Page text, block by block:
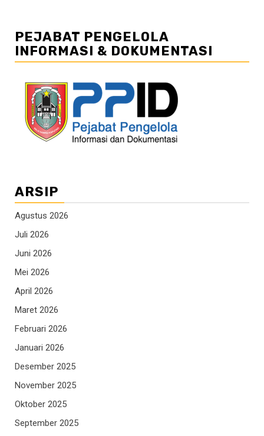
PEJABAT PENGELOLA
INFORMASI & DOKUMENTASI
ARSIP
Agustus 2026
Juli 2026
Juni 2026
Mei 2026
April 2026
Maret 2026
Februari 2026
Januari 2026
Desember 2025
November 2025
Oktober 2025
September 2025